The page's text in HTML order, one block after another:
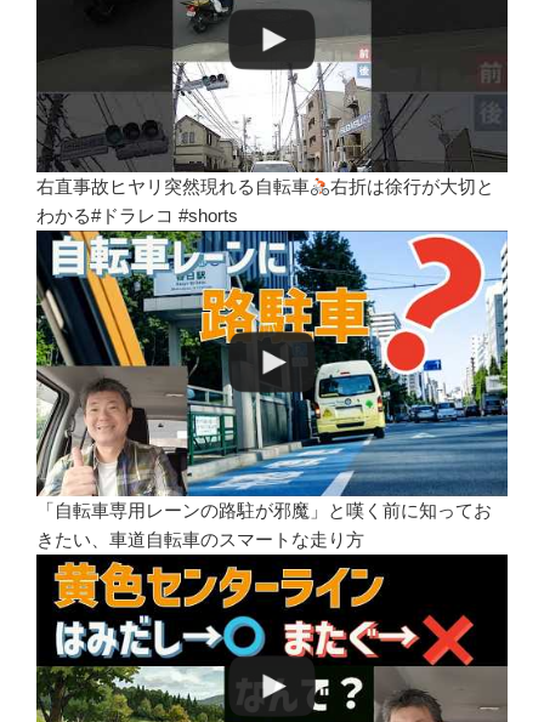
右直事故ヒヤリ突然現れる自転車
右折は徐行が大切と
わかる#ドラレコ #shorts
「自転車専用レーンの路駐が邪魔」と嘆く前に知ってお
きたい、車道自転車のスマートな走り方